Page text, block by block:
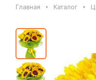
Главная Каталог